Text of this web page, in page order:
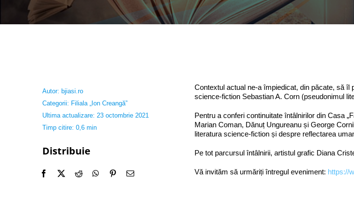
Autor: bjiasi.ro
Categorii: Filiala „Ion Creangă”
Ultima actualizare: 23 octombrie 2021
Timp citire: 0,6 min
Distribuie
Contextul actual ne-a împiedicat, din păcate, să îl
science-fiction Sebastian A. Corn (pseudonimul
Pentru a conferi continuitate întâlnirilor din Casa
Marian Coman, Dănuț Ungureanu și George
literatura science-fiction și despre reflectarea
Pe tot parcursul întâlnirii, artistul grafic Diana
Vă invităm să urmăriți întregul eveniment: https://